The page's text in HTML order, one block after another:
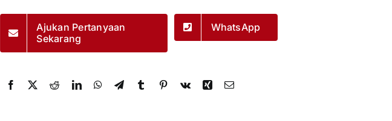
Ajukan Pertanyaan
Sekarang
WhatsApp